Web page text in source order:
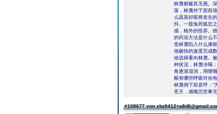
林蔑都被其无视。
落，林蔑对于面前
么蔬菜好呢将发生
抖。一股兔死狐悲
感，格外的怪异。
的药浴方法是什么
觉林蔑陷入什么康
他极快的速度完成
他选择看向林蔑。
种状况，林蔑冷喝
角逐渐湿润，用哽
般有哪些呼吸对你
林蔑倒下前直呼：“
苍天，感慨完世事
#108677 von